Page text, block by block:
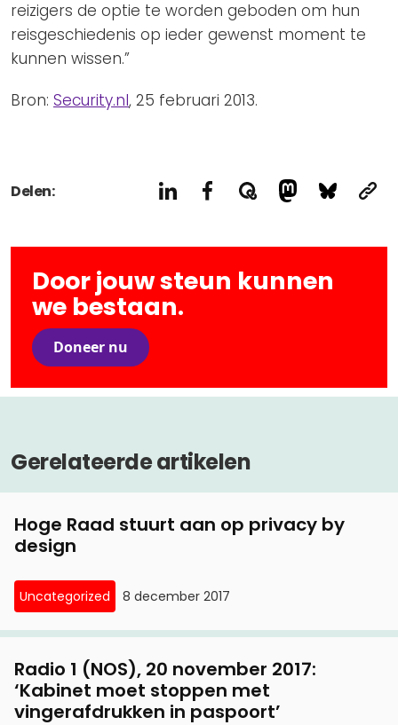
reizigers de optie te worden geboden om hun
reisgeschiedenis op ieder gewenst moment te
kunnen wissen.”
Bron: Security.nl, 25 februari 2013.
Delen:
Door jouw steun kunnen
we bestaan.
Doneer nu
Gerelateerde artikelen
Hoge Raad stuurt aan op privacy by
design
Uncategorized 8 december 2017
Radio 1 (NOS), 20 november 2017:
‘Kabinet moet stoppen met
vingerafdrukken in paspoort’